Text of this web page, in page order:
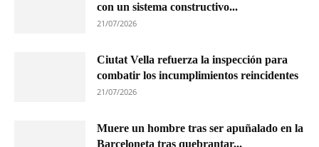
con un sistema constructivo...
21/07/2026
Ciutat Vella refuerza la inspección para
combatir los incumplimientos reincidentes
21/07/2026
Muere un hombre tras ser apuñalado en la
Barceloneta tras quebrantar...